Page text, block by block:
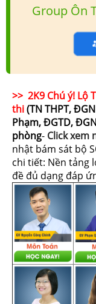
Group Ôn
>> 2K9 Chú ý! Lộ
thi(TN THPT,
Phạm, ĐGTD,
phòng- Click xem
nhật bám sát bộ
chi tiết: Nền tảng
đề đủ dạng đáp